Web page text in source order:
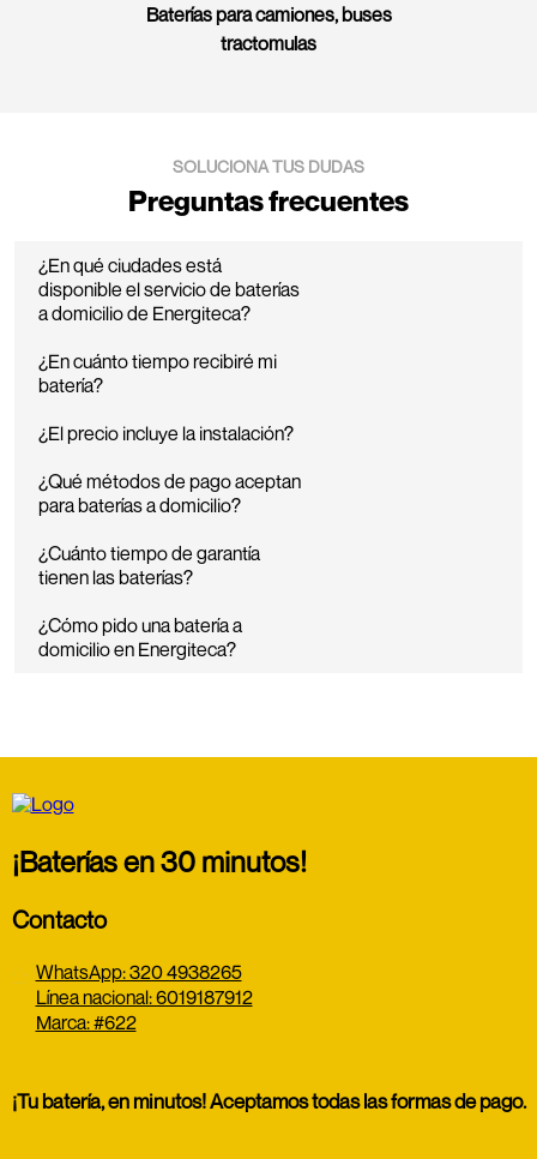
Baterías para camiones, buses
tractomulas
SOLUCIONA TUS DUDAS
Preguntas frecuentes
¿En qué ciudades está
disponible el servicio de baterías
a domicilio de Energiteca?
¿En cuánto tiempo recibiré mi
batería?
¿El precio incluye la instalación?
¿Qué métodos de pago aceptan
para baterías a domicilio?
¿Cuánto tiempo de garantía
tienen las baterías?
¿Cómo pido una batería a
domicilio en Energiteca?
¡Baterías en 30 minutos!
Contacto
WhatsApp: 320 4938265
Línea nacional: 6019187912
Marca: #622
¡Tu batería, en minutos! Aceptamos todas las formas de pago.